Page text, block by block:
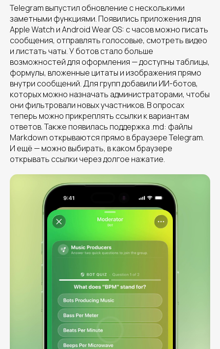
Telegram выпустил обновление с несколькими
заметными функциями. Появились приложения для
Apple Watch и Android Wear OS: с часов можно писать
сообщения, отправлять голосовые, смотреть видео
и листать чаты. У ботов стало больше
возможностей для оформления — доступны таблицы,
формулы, вложенные цитаты и изображения прямо
внутри сообщений. Для групп добавили ИИ-ботов,
которых можно назначать администраторами, чтобы
они фильтровали новых участников. В опросах
теперь можно прикреплять ссылки к вариантам
ответов. Также появилась поддержка .md: файлы
Markdown открываются прямо в браузере Telegram.
И ещё — можно выбирать, в каком браузере
открывать ссылки через долгое нажатие.